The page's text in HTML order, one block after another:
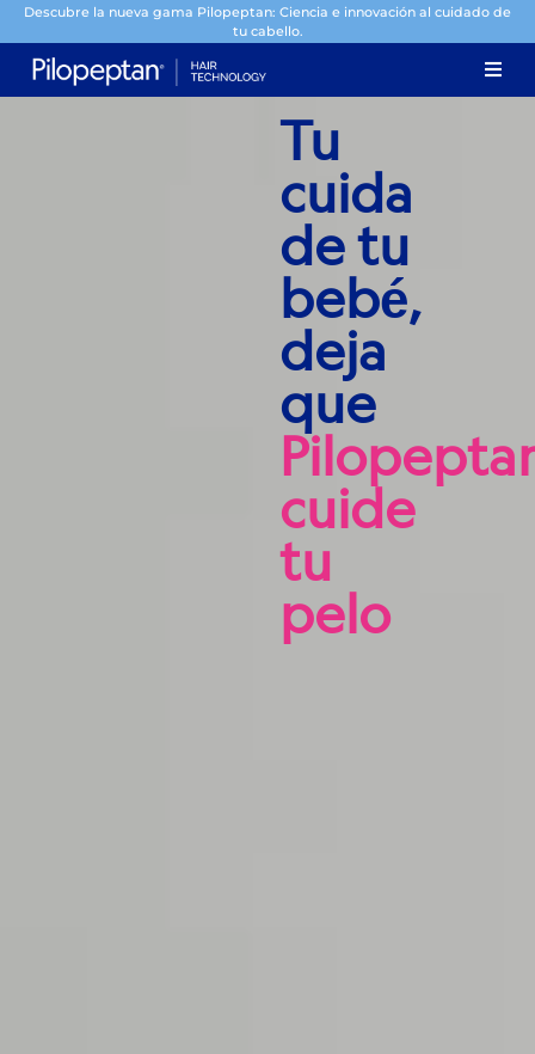
Descubre la nueva gama Pilopeptan: Ciencia e innovación al cuidado de
tu cabello.
Tu
cuida
de tu
bebé,
deja
que
cuide
tu
pelo